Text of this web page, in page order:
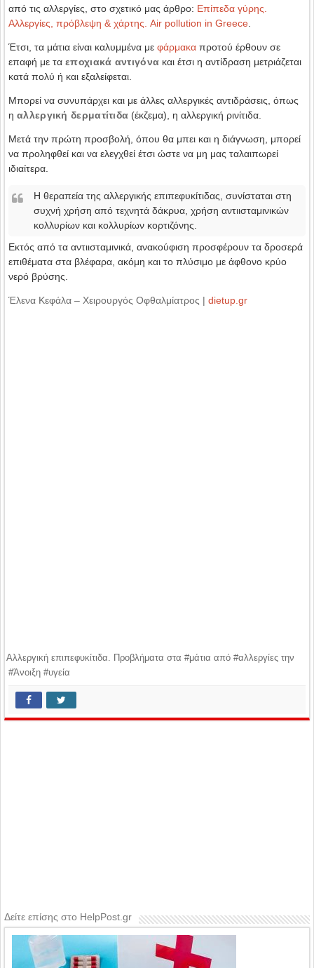
από τις αλλεργίες, στο σχετικό μας άρθρο: Επίπεδα γύρης.
Αλλεργίες, πρόβλεψη & χάρτης. Air pollution in Greece
Έτσι, τα μάτια είναι καλυμμένα με φάρμακα προτού έρθουν σε
επαφή με τα εποχιακά αντιγόνα και έτσι η αντίδραση μετριάζεται
κατά πολύ ή και εξαλείφεται.
Μπορεί να συνυπάρχει και με άλλες αλλεργικές αντιδράσεις, όπως
η αλλεργική δερματίτιδα (έκζεμα), η αλλεργική ρινίτιδα.
Μετά την πρώτη προσβολή, όπου θα μπει και η διάγνωση, μπορεί
να προληφθεί και να ελεγχθεί έτσι ώστε να μη μας ταλαιπωρεί
ιδιαίτερα.
Η θεραπεία της αλλεργικής επιπεφυκίτιδας, συνίσταται στη
συχνή χρήση από τεχνητά δάκρυα, χρήση αντιισταμινικών
κολλυρίων και κολλυρίων κορτιζόνης.
Εκτός από τα αντιισταμινικά, ανακούφιση προσφέρουν τα δροσερά
επιθέματα στα βλέφαρα, ακόμη και το πλύσιμο με άφθονο κρύο
νερό βρύσης.
Έλενα Κεφάλα – Χειρουργός Οφθαλμίατρος | dietup.gr
Αλλεργική επιπεφυκίτιδα. Προβλήματα στα #μάτια από #αλλεργίες την
#Άνοιξη #υγεία
Δείτε επίσης στο HelpPost.gr